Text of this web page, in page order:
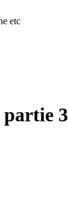
etc
partie 3